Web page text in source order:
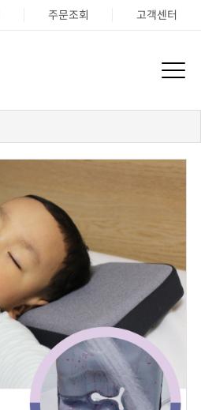
주문조회 고객센터